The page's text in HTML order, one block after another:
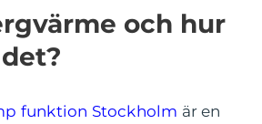
och hur
funktion Stockholm är en